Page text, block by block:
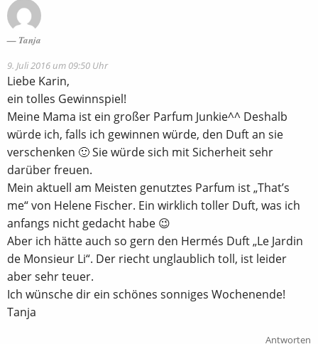
Tanja
9. Juli 2016 um 09:50 Uhr
Liebe Karin,
ein tolles Gewinnspiel!
Meine Mama ist ein großer Parfum Junkie^^ Deshalb
würde ich, falls ich gewinnen würde, den Duft an sie
verschenken 🙂 Sie würde sich mit Sicherheit sehr
darüber freuen.
Mein aktuell am Meisten genutztes Parfum ist „That’s
me“ von Helene Fischer. Ein wirklich toller Duft, was ich
anfangs nicht gedacht habe 😉
Aber ich hätte auch so gern den Hermés Duft „Le Jardin
de Monsieur Li“. Der riecht unglaublich toll, ist leider
aber sehr teuer.
Ich wünsche dir ein schönes sonniges Wochenende!
Tanja
Antworten